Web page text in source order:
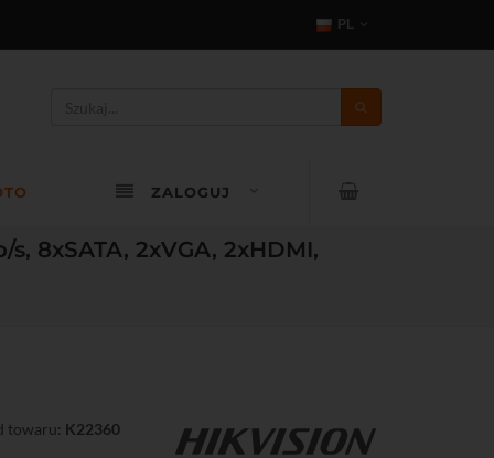
PL
ZALOGUJ
8xSATA, 2xVGA, 2xHDMI,
towaru: K22360